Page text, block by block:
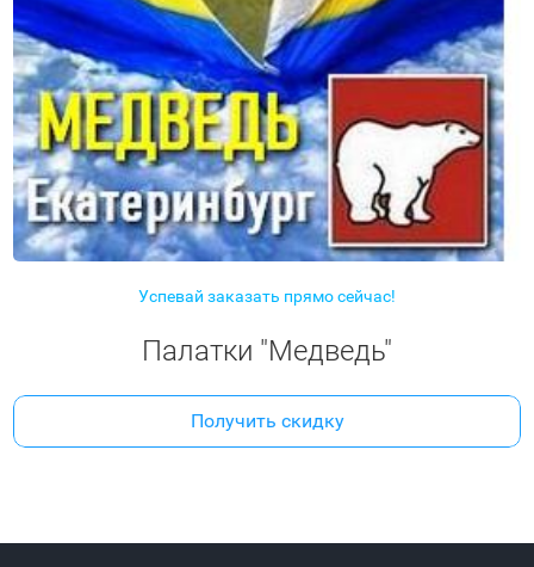
Успевай заказать прямо сейчас!
Палатки "Медведь"
Получить скидку